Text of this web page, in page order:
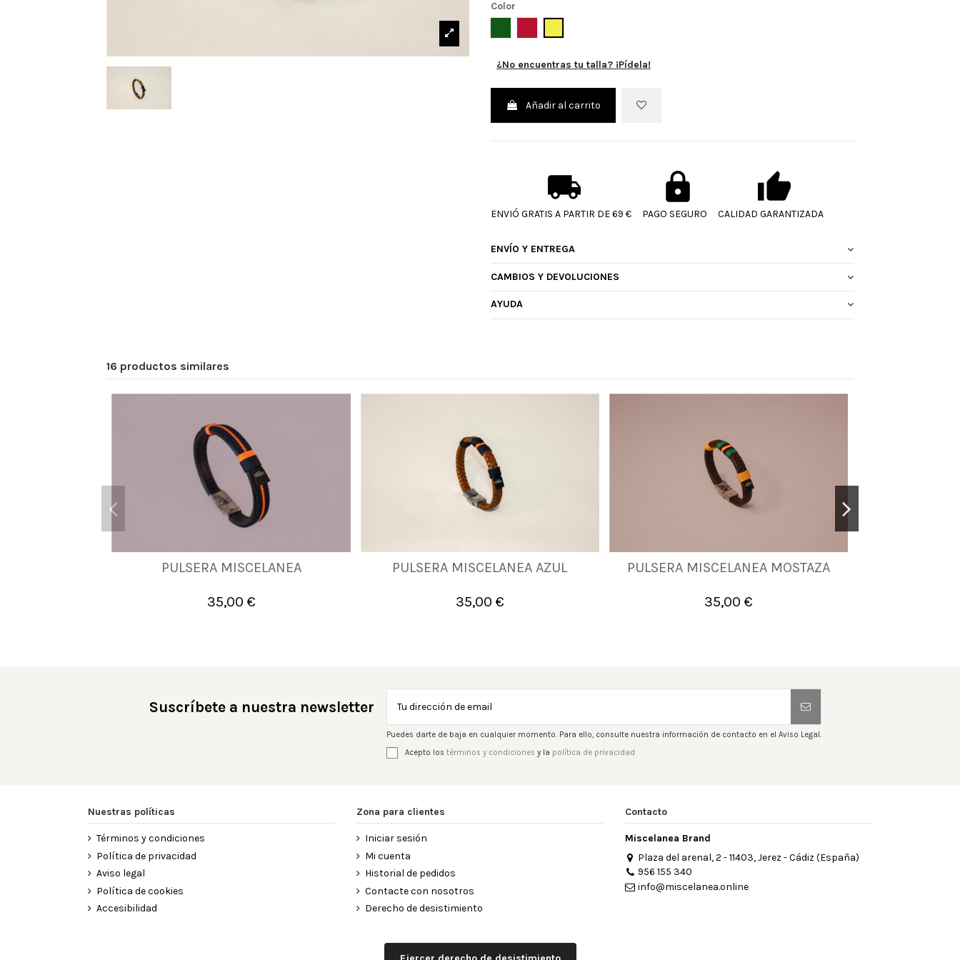
Color
¿No encuentras tu talla? ¡Pídela!
Añadir al carrito
ENVIÓ GRATIS A PARTIR DE 69 € PAGO SEGURO CALIDAD GARANTIZADA
ENVÍO Y ENTREGA
CAMBIOS Y DEVOLUCIONES
AYUDA
16 productos similares
PULSERA MISCELANEA
35,00 €
M L XL
Añadir al carrito
PULSERA MISCELANEA AZUL
35,00 €
XL 2XL
Añadir al carrito
PULSERA MISCELANEA MOSTAZA
35,00 €
M
Añadir al carrito
Suscríbete a nuestra newsletter
Puedes darte de baja en cualquier momento. Para ello, consulte nuestra información de contacto en el Aviso Legal.
Acepto los términos y condiciones y la política de privacidad
Nuestras políticas
Términos y condiciones
Política de privacidad
Aviso legal
Política de cookies
Accesibilidad
Zona para clientes
Iniciar sesión
Mi cuenta
Historial de pedidos
Contacte con nosotros
Derecho de desistimiento
Contacto
Miscelanea Brand
Plaza del arenal, 2 - 11403, Jerez - Cádiz (España)
956 155 340
info@miscelanea.online